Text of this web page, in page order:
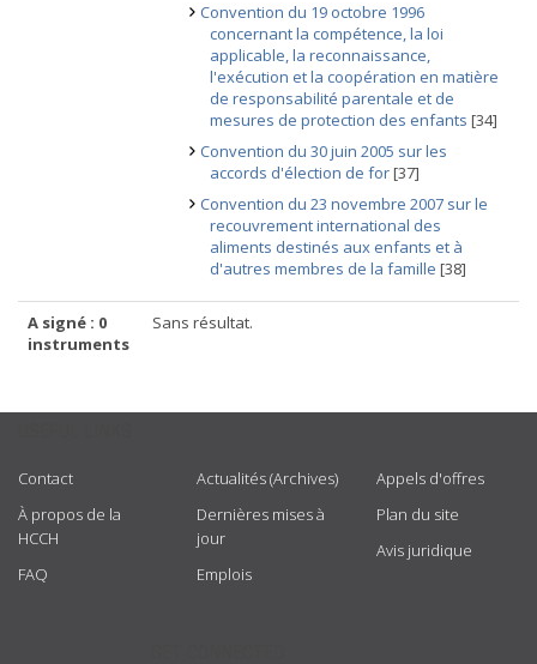
Convention du 19 octobre 1996
concernant la compétence, la loi
applicable, la reconnaissance,
l'exécution et la coopération en matière
de responsabilité parentale et de
mesures de protection des enfants [34]
Convention du 30 juin 2005 sur les
accords d'élection de for[37]
Convention du 23 novembre 2007 sur le
recouvrement international des
aliments destinés aux enfants et à
d'autres membres de la famille [38]
A signé : 0
instruments
Sans résultat.
Contact
À propos de la
HCCH
FAQ
Actualités (Archives)
Dernières mises à
jour
Emplois
Appels d'offres
Plan du site
Avis juridique